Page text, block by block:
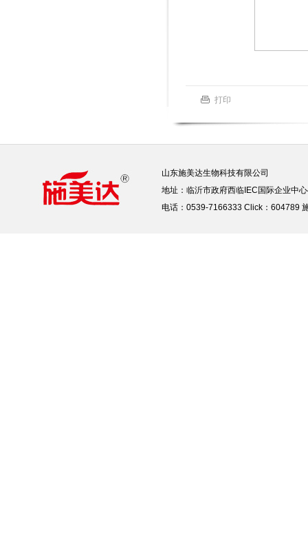
打印
山东施美达生物科技有限公司
地址：临沂市政府西临IEC国际企业中
电话：0539-7166333 Click：604789